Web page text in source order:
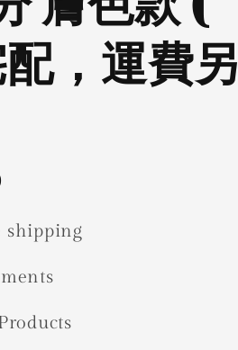
，運費另
shipping